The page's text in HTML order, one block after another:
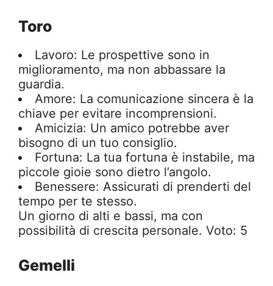
Toro
Lavoro: Le prospettive sono in
miglioramento, ma non abbassare la
guardia.
Amore: La comunicazione sincera è la
chiave per evitare incomprensioni.
Amicizia: Un amico potrebbe aver
bisogno di un tuo consiglio.
Fortuna: La tua fortuna è instabile, ma
piccole gioie sono dietro l’angolo.
Benessere: Assicurati di prenderti del
tempo per te stesso.
Un giorno di alti e bassi, ma con
possibilità di crescita personale. Voto: 5
Gemelli